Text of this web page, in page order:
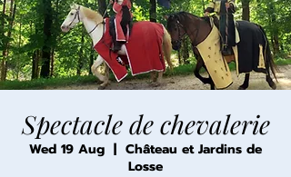
Spectacle de chevalerie
Wed 19 Aug
  |
Château et Jardins de
Losse